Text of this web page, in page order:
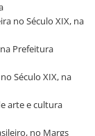
no Século XIX, na
Prefeitura
Século XIX, na
arte e cultura
no Margs